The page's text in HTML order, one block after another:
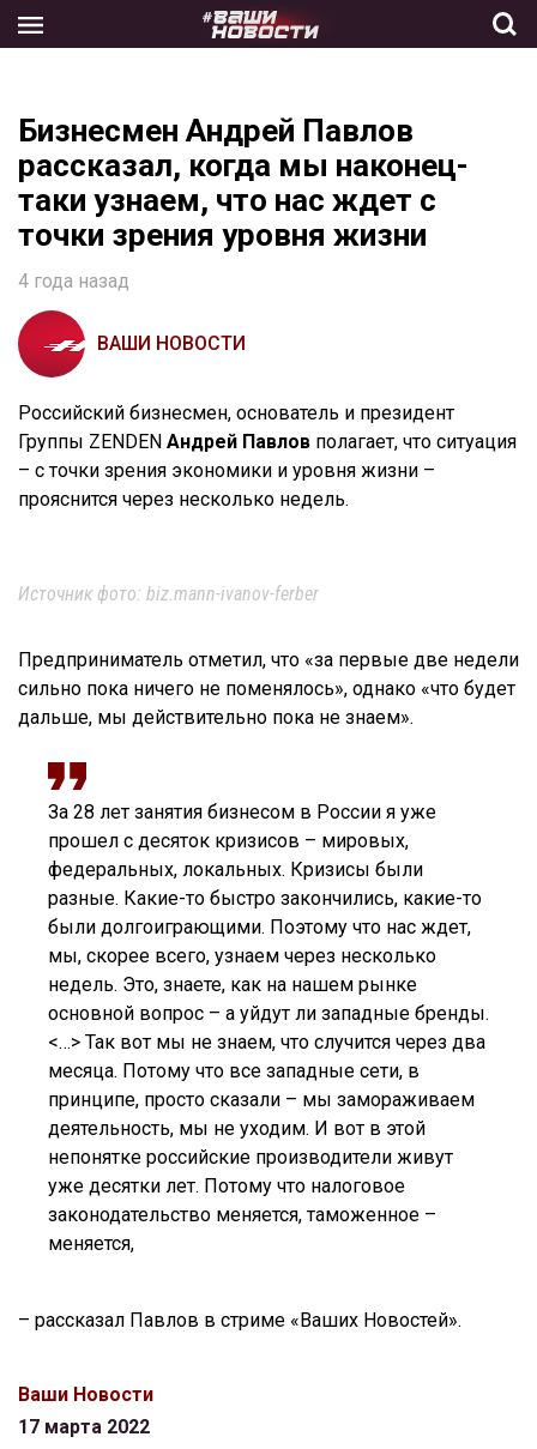
the
Бизнесмен Андрей Павлов
рассказал, когда мы наконец-
таки узнаем, что нас ждет с
точки зрения уровня жизни
4 года назад
ВАШИ НОВОСТИ
Российский бизнесмен, основатель и президент
Группы ZENDEN Андрей Павлов полагает, что ситуация
– с точки зрения экономики и уровня жизни –
прояснится через несколько недель.
Источник фото: biz.mann-ivanov-ferber
Предприниматель отметил, что «за первые две недели
сильно пока ничего не поменялось», однако «что будет
дальше, мы действительно пока не знаем».
За 28 лет занятия бизнесом в России я уже
прошел с десяток кризисов – мировых,
федеральных, локальных. Кризисы были
разные. Какие-то быстро закончились, какие-то
были долгоиграющими. Поэтому что нас ждет,
мы, скорее всего, узнаем через несколько
недель. Это, знаете, как на нашем рынке
основной вопрос – а уйдут ли западные бренды.
<…> Так вот мы не знаем, что случится через два
месяца. Потому что все западные сети, в
принципе, просто сказали – мы замораживаем
деятельность, мы не уходим. И вот в этой
непонятке российские производители живут
уже десятки лет. Потому что налоговое
законодательство меняется, таможенное –
меняется,
– рассказал Павлов в стриме «Ваших Новостей».
Ваши Новости
17 марта 2022